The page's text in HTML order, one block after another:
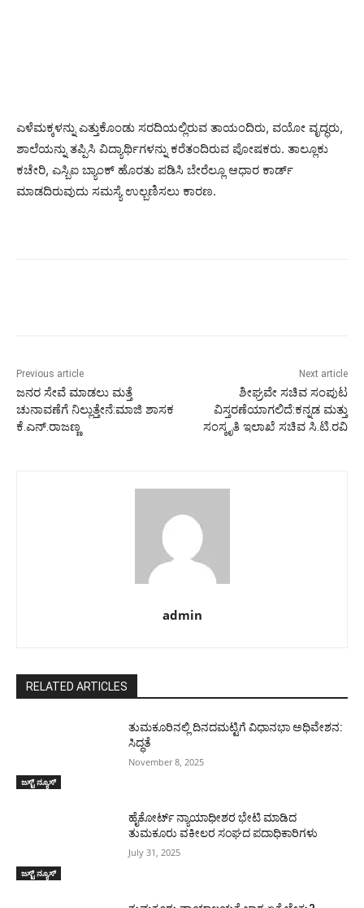
ಎಳೆಮಕ್ಕಳನ್ನು ಎತ್ತುಕೊಂಡು ಸರದಿಯಲ್ಲಿರುವ ತಾಯಂದಿರು, ವಯೋ ವೃದ್ಧರು,
ಶಾಲೆಯನ್ನು ತಪ್ಪಿಸಿ ವಿದ್ಯಾರ್ಥಿಗಳನ್ನು ಕರೆತಂದಿರುವ ಪೋಷಕರು. ತಾಲ್ಲೂಕು
ಕಚೇರಿ, ಎಸ್ಬಿಐ ಬ್ಯಾಂಕ್ ಹೊರತು ಪಡಿಸಿ ಬೇರೆಲ್ಲೂ ಆಧಾರ ಕಾರ್ಡ್
ಮಾಡದಿರುವುದು ಸಮಸ್ಯೆ ಉಲ್ಬಣಿಸಲು ಕಾರಣ.
Previous article
ಜನರ ಸೇವೆ ಮಾಡಲು ಮತ್ತೆ
ಚುನಾವಣೆಗೆ ನಿಲ್ಲುತ್ತೇನೆ:ಮಾಜಿ ಶಾಸಕ
ಕೆ.ಎನ್.ರಾಜಣ್ಣ
Next article
ಶೀಘ್ರವೇ ಸಚಿವ ಸಂಪುಟ
ವಿಸ್ತರಣೆಯಾಗಲಿದೆ:ಕನ್ನಡ ಮತ್ತು
ಸಂಸ್ಕೃತಿ ಇಲಾಖೆ ಸಚಿವ ಸಿ.ಟಿ.ರವಿ
admin
RELATED ARTICLES
ಜಸ್ಟ್ ನ್ಯೂಸ್
ತುಮಕೂರಿನಲ್ಲಿ ದಿನದಮಟ್ಟಿಗೆ ವಿಧಾನಭಾ ಅಧಿವೇಶನ:
ಸಿದ್ಧತೆ
November 8, 2025
ಜಸ್ಟ್ ನ್ಯೂಸ್
ಹೈಕೋರ್ಟ್ ನ್ಯಾಯಾಧೀಶರ ಭೇಟಿ ಮಾಡಿದ
ತುಮಕೂರು ವಕೀಲರ ಸಂಘದ ಪದಾಧಿಕಾರಿಗಳು
July 31, 2025